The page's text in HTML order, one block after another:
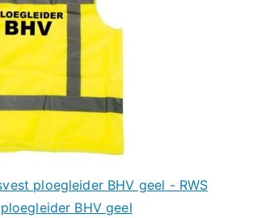
ploegleider BHV geel - RWS
BHV geel